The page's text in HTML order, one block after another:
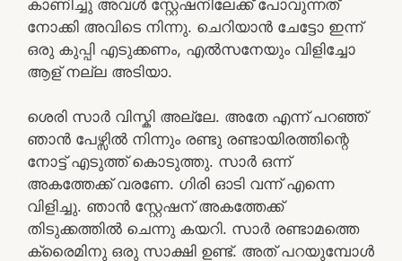
കാണിച്ചു അവൾ സ്റ്റേഷനിലേക്ക് പോവുന്നത്
നോക്കി അവിടെ നിന്നു. ചെറിയാൻ ചേട്ടോ ഇന്ന്
ഒരു കുപ്പി എടുക്കണം, എൽസനേയും വിളിച്ചോ
ആള് നല്ല അടിയാ.
ശെരി സാർ വിസ്കി അല്ലേ. അതേ എന്ന് പറഞ്ഞ്
ഞാൻ പേഴ്സിൽ നിന്നും രണ്ടു രണ്ടായിരത്തിന്റെ
നോട്ട് എടുത്ത് കൊടുത്തു. സാർ ഒന്ന്
അകത്തേക്ക് വരണേ. ഗിരി ഓടി വന്ന് എന്നെ
വിളിച്ചു. ഞാൻ സ്റ്റേഷന് അകത്തേക്ക്
തിടുക്കത്തിൽ ചെന്നു കയറി. സാർ രണ്ടാമത്തെ
ക്രൈമിനു ഒരു സാക്ഷി ഉണ്ട്. അത് പറയുമ്പോൾ